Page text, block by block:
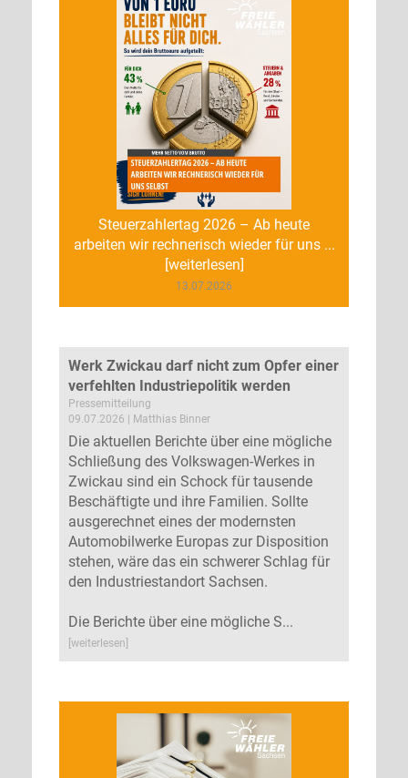
Steuerzahlertag 2026 – Ab heute
arbeiten wir rechnerisch wieder für uns ...
[weiterlesen]
13.07.2026
Werk Zwickau darf nicht zum Opfer einer
verfehlten Industriepolitik werden
Pressemitteilung
09.07.2026 | Matthias Binner
Die aktuellen Berichte über eine mögliche
Schließung des Volkswagen-Werkes in
Zwickau sind ein Schock für tausende
Beschäftigte und ihre Familien. Sollte
ausgerechnet eines der modernsten
Automobilwerke Europas zur Disposition
stehen, wäre das ein schwerer Schlag für
den Industriestandort Sachsen.
Die Berichte über eine mögliche S...
[weiterlesen]